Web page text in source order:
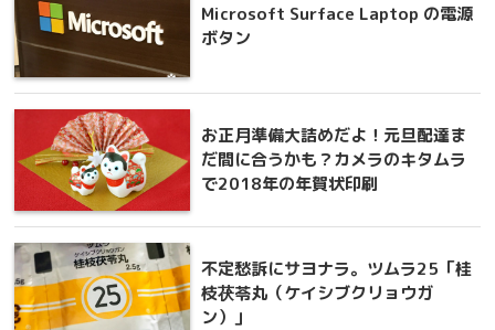
Microsoft Surface Laptop の電源
ボタン
お正月準備大詰めだよ！元旦配達ま
だ間に合うかも？カメラのキタムラ
で2018年の年賀状印刷
不定愁訴にサヨナラ。ツムラ25「桂
枝茯苓丸（ケイシブクリョウガ
ン）」